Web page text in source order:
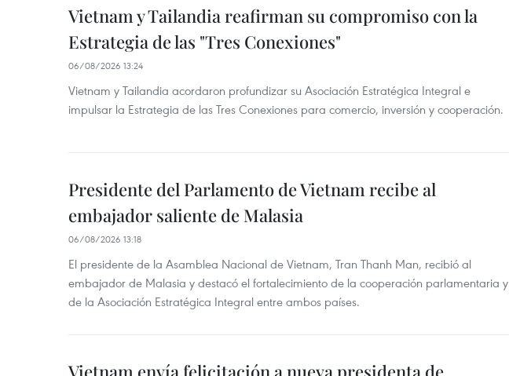
Vietnam y Tailandia reafirman su compromiso con la
Estrategia de las "Tres Conexiones"
06/08/2026 13:24
Vietnam y Tailandia acordaron profundizar su Asociación Estratégica Integral e
impulsar la Estrategia de las Tres Conexiones para comercio, inversión y cooperación.
Presidente del Parlamento de Vietnam recibe al
embajador saliente de Malasia
06/08/2026 13:18
El presidente de la Asamblea Nacional de Vietnam, Tran Thanh Man, recibió al
embajador de Malasia y destacó el fortalecimiento de la cooperación parlamentaria y
de la Asociación Estratégica Integral entre ambos países.
Vietnam envía felicitación a nueva presidenta de